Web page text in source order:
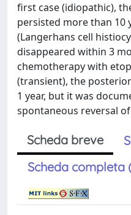
first case (idiopathic),
persisted more than 10
(Langerhans cell
disappeared within 3
chemotherapy with
(transient), the
1 year, but it was
spontaneous reversal
Scheda breve
Scheda completa